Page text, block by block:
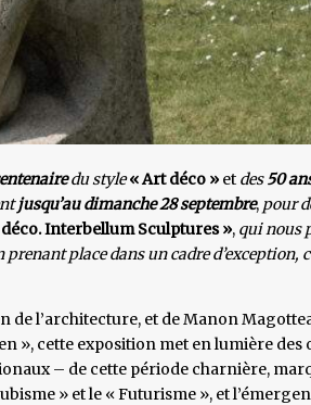
du style« Art déco » et des50
jusqu’au dimanche 28 septembre, pour
Interbellum Sculptures », qui nous
prenant place dans un cadre d’exception,
de l’architecture, et de Manon
», cette exposition met en lumière
– de cette période charnière,
» et le « Futurisme », et